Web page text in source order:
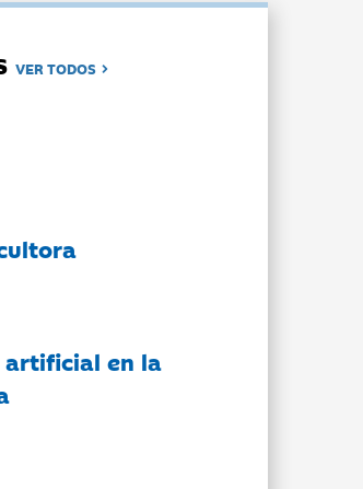
VER TODOS
artificial en la